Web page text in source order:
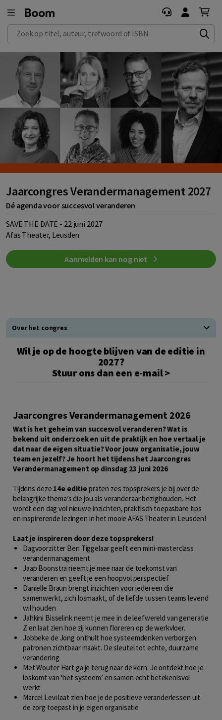
Zoek op titel, auteur, trefwoord of ISBN
Jaarcongres Verandermanagement 2027
Dé agenda voor succesvol veranderen
SAVE THE DATE - 22 juni 2027
Afas Theater, Leusden
Aanmelden kan nog niet
Over het congres
Wil je op de hoogte blijven van de editie in
2027?
Stuur ons dan een e-mail >
Jaarcongres Verandermanagement 2026
Wat is het geheim van succesvol veranderen? Wat is
bekend uit onderzoek en uit de praktijk en hoe vertaal je
dat naar de eigen situatie? Voor jouw organisatie, jouw
team en jezelf? Je hoort het tijdens het Jaarcongres
Verandermanagement op dinsdag 23 juni 2026
Tijdens deze 14e editiepraten zes topsprekers je bij over de
belangrijke thema’s die jou als veranderaar bezighouden. Het
wordt een dag vol nieuwe inzichten, praktisch toepasbare tips
en inspirerende lezingen in het mooie AFAS Theater in Leusden!
Laat je inspireren door deze topsprekers!
Dagvoorzitter Ben Tiggelaar geeft een mini-masterclass
verandermanagement
Jaap Boonstra neemt je mee naar de toekomst van
veranderen en geeft je een hoopvol perspectief
Danielle Braun brengt inzichten voor iedereen die
samenwerkt, zich losmaakt, of de liefde tussen teams levend
wil houden
Jahkini Bisselink neemt je mee in de leefwereld van generatie
Z en laat zien hoe zij kunnen floreren op de werkvloer.
Jobbeke de Jong onthult hoe systeemdenken verborgen
patronen zichtbaar maakt. De sleutel tot echte, duurzame
verandering
Met Wouter Hart ga je terug naar de kern. Je ontdekt hoe je
loskomt van ‘het systeem’ en samen echt betekenisvol
werkt
Marcel Levi laat zien hoe je de positieve veranderlessen uit
de zorg toepast in je eigen organisatie